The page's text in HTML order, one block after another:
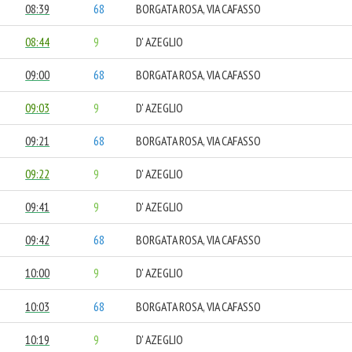
08:39 68 BORGATA ROSA, VIA CAFASSO
08:44 9 D' AZEGLIO
09:00 68 BORGATA ROSA, VIA CAFASSO
09:03 9 D' AZEGLIO
09:21 68 BORGATA ROSA, VIA CAFASSO
09:22 9 D' AZEGLIO
09:41 9 D' AZEGLIO
09:42 68 BORGATA ROSA, VIA CAFASSO
10:00 9 D' AZEGLIO
10:03 68 BORGATA ROSA, VIA CAFASSO
10:19 9 D' AZEGLIO